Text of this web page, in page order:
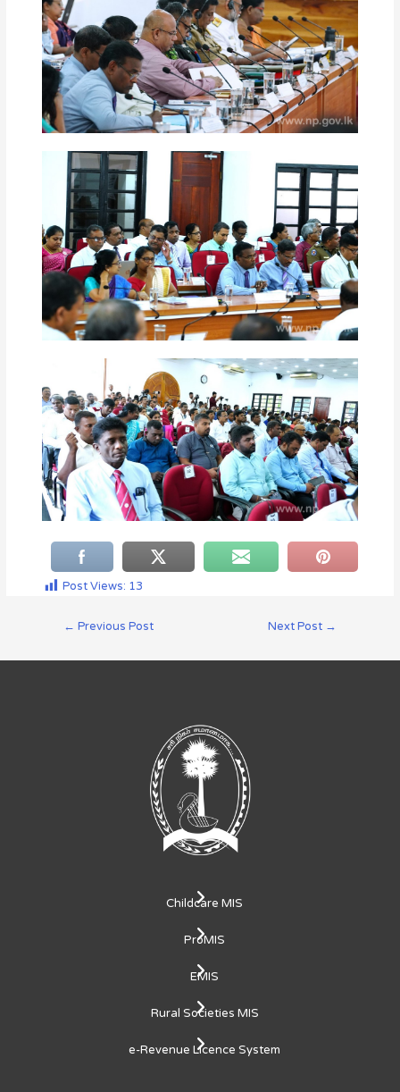
Post Views: 13
← Previous Post Next Post →
Childcare MIS
ProMIS
EMIS
Rural Societies MIS
e-Revenue Licence System